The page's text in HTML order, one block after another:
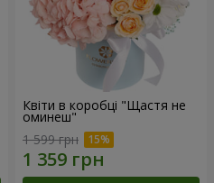
Квіти в коробці "Щастя не
оминеш"
1 599 грн